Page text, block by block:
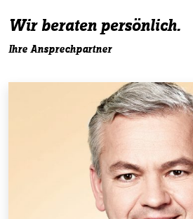
Wir beraten persönlich.
Ihre Ansprechpartner